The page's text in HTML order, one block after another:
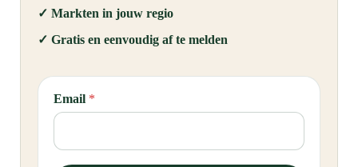
✓ Markten in jouw regio
✓ Gratis en eenvoudig af te melden
E
m
i
Email *